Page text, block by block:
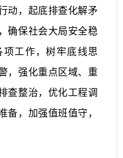
动，起底排查化解矛
确保社会大局安全稳
工作，树牢底线思
，强化重点区域、重
查整治，优化工程调
备，加强值班值守，